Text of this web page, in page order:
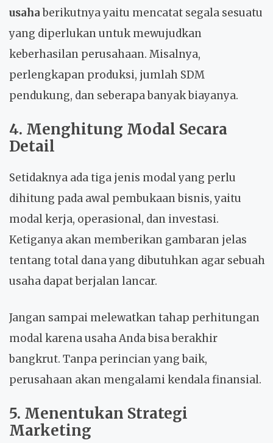
usaha berikutnya yaitu mencatat segala sesuatu
yang diperlukan untuk mewujudkan
keberhasilan perusahaan. Misalnya,
perlengkapan produksi, jumlah SDM
pendukung, dan seberapa banyak biayanya.
4. Menghitung Modal Secara
Detail
Setidaknya ada tiga jenis modal yang perlu
dihitung pada awal pembukaan bisnis, yaitu
modal kerja, operasional, dan investasi.
Ketiganya akan memberikan gambaran jelas
tentang total dana yang dibutuhkan agar sebuah
usaha dapat berjalan lancar.
Jangan sampai melewatkan tahap perhitungan
modal karena usaha Anda bisa berakhir
bangkrut. Tanpa perincian yang baik,
perusahaan akan mengalami kendala finansial.
5. Menentukan Strategi
Marketing